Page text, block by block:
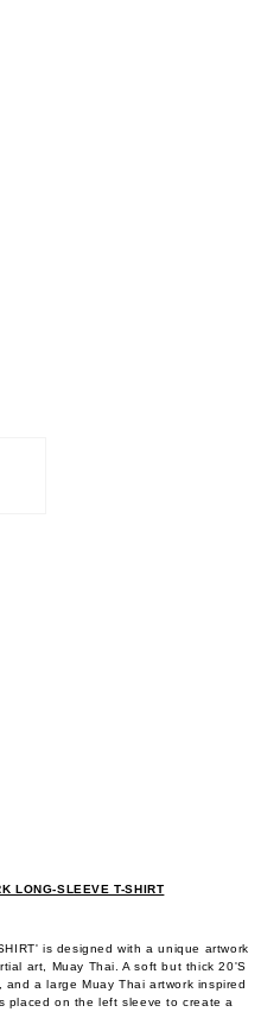
LONG-SLEEVE T-SHIRT
is designed with a unique artwork
art, Muay Thai. A soft but thick 20'S
a large Muay Thai artwork inspired
placed on the left sleeve to create a